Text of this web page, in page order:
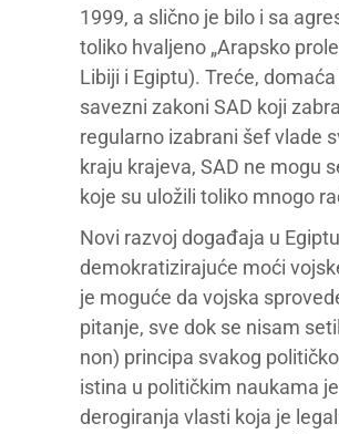
1999, a slično je bilo i sa
toliko hvaljeno „Arapsko
Libiji i Egiptu). Treće,
savezni zakoni SAD koji
regularno izabrani šef vlade
kraju krajeva, SAD ne mogu
koje su uložili toliko mnogo
Novi razvoj događaja u
demokratizirajuće moći
je moguće da vojska
pitanje, sve dok se nisam
non) principa svakog
istina u političkim naukama
derogiranja vlasti koja je